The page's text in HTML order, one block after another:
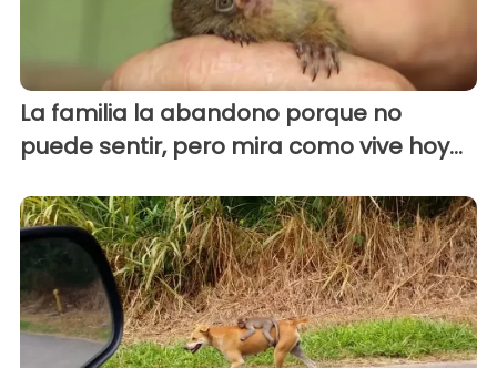
La familia la abandono porque no
puede sentir, pero mira como vive hoy...